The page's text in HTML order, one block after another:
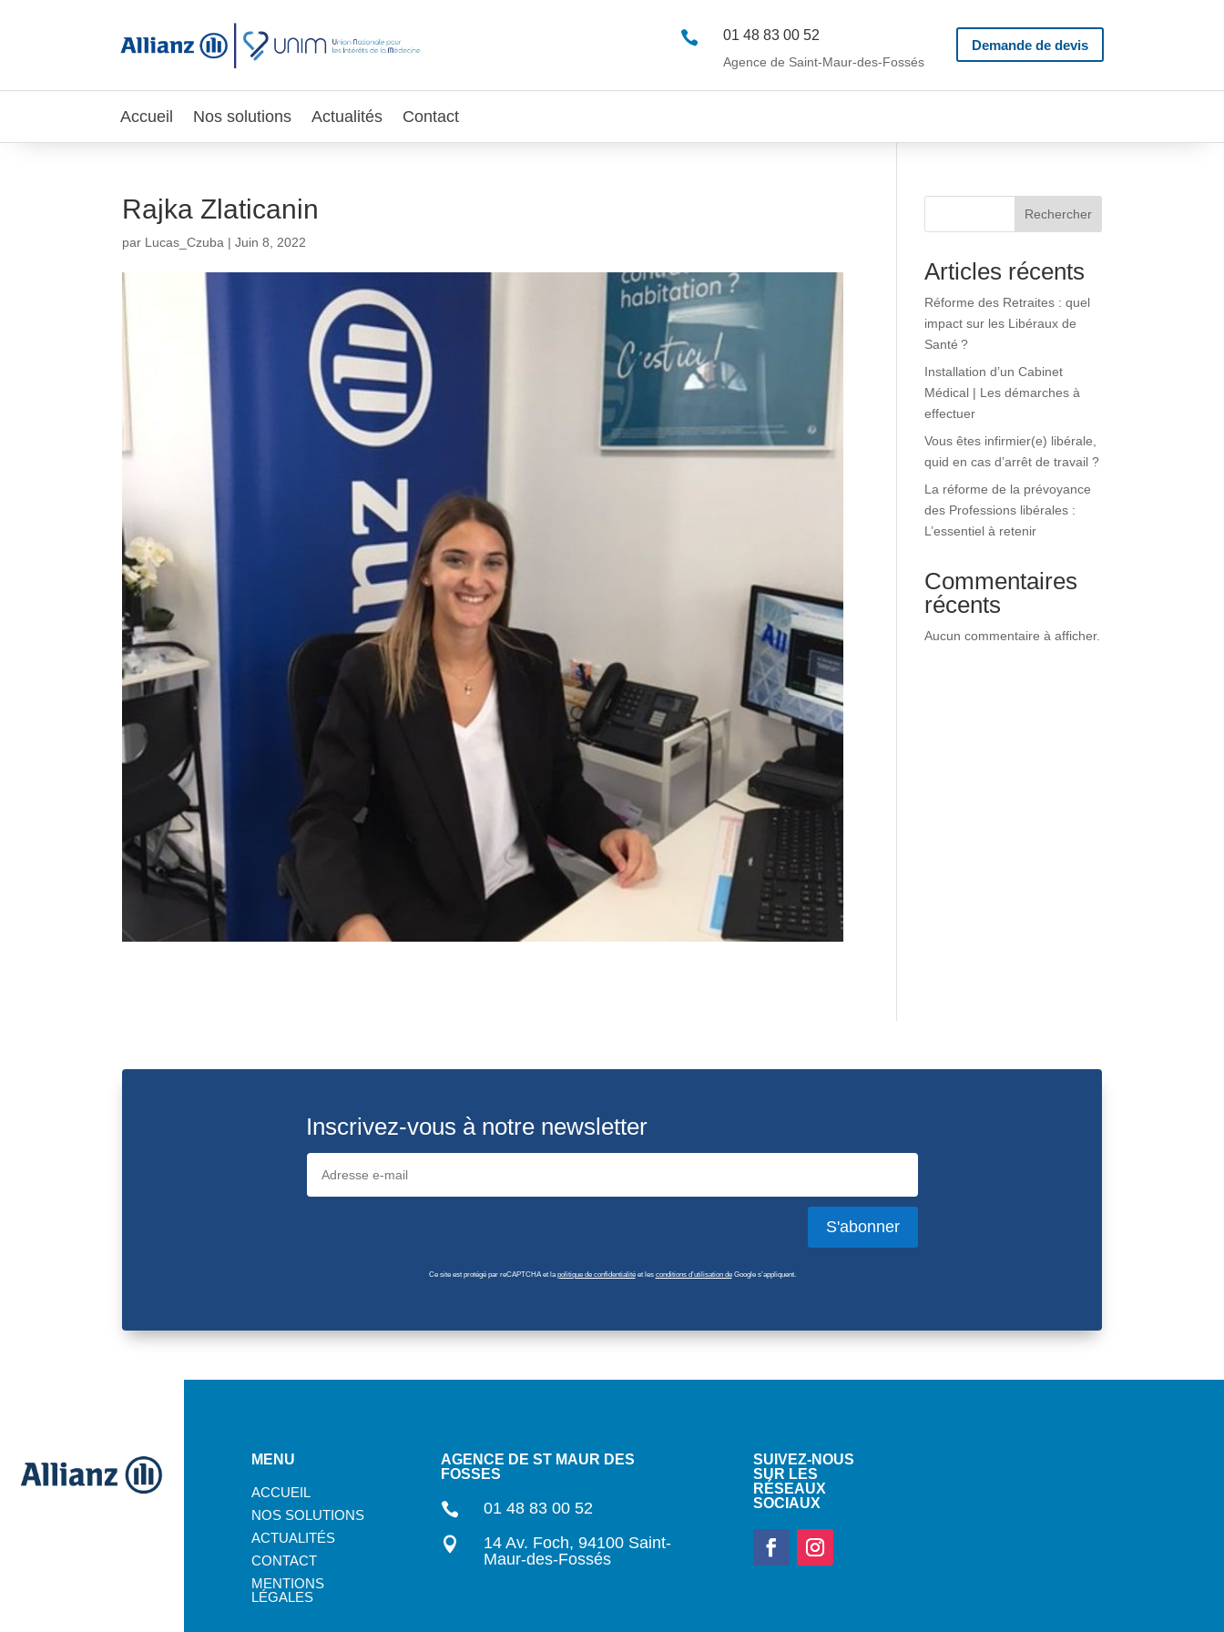
 01 48 83 00 52
Agence de Saint-Maur-des-Fossés
Demande de devis
Accueil Nos solutions Actualités Contact
Rajka Zlaticanin
par Lucas_Czuba |Juin 8, 2022
Rechercher
Articles récents
Réforme des Retraites : quel
impact sur les Libéraux de
Santé ?
Installation d’un Cabinet
Médical | Les démarches à
effectuer
Vous êtes infirmier(e) libérale,
quid en cas d’arrêt de travail ?
La réforme de la prévoyance
des Professions libérales :
L’essentiel à retenir
Commentaires
récents
Aucun commentaire à afficher.
Inscrivez-vous à notre newsletter
S'abonner
Ce site est protégé par reCAPTCHA et lapolitique de confidentialitéet les conditions d’utilisation deGoogle s’appliquent.
MENU
ACCUEIL
NOS SOLUTIONS
ACTUALITÉS
CONTACT
MENTIONS
LÉGALES
AGENCE DE ST MAUR DES
FOSSES

01 48 83 00 52

14 Av. Foch, 94100 Saint-
Maur-des-Fossés
SUIVEZ-NOUS
SUR LES
RÉSEAUX
SOCIAUX